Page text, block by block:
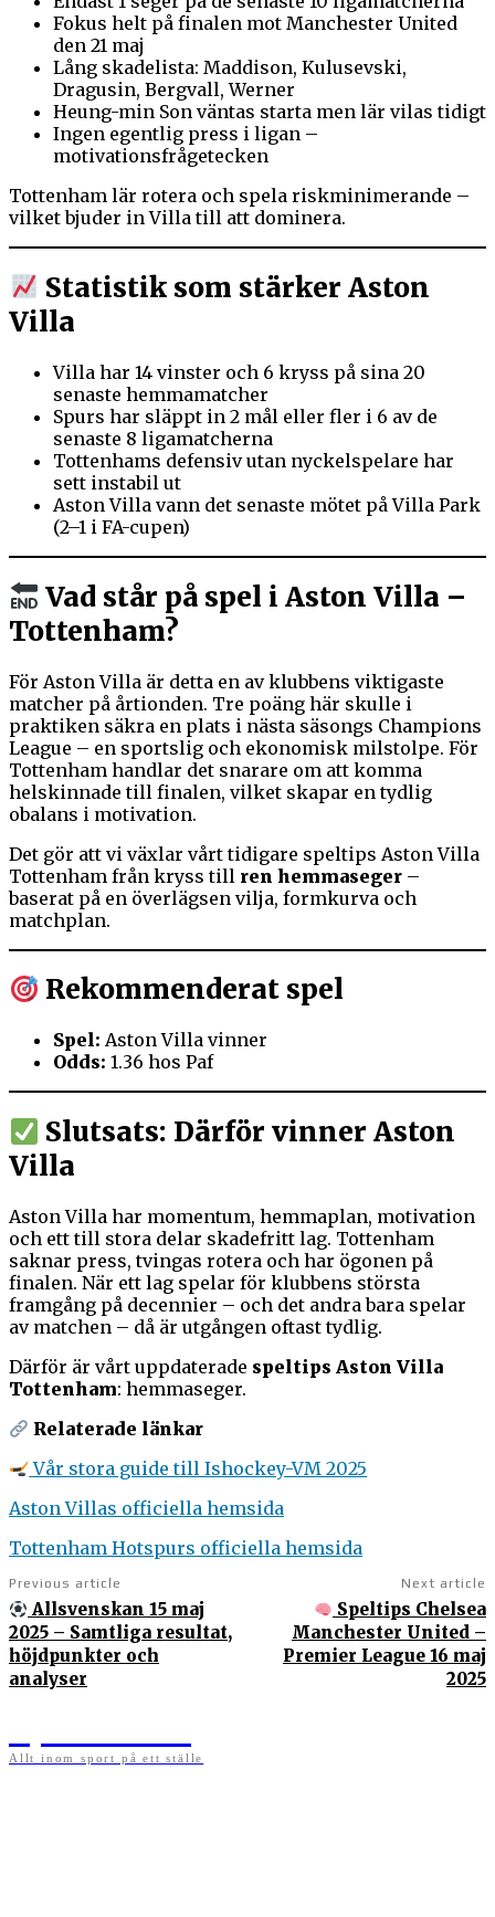
Fokus helt på finalen mot Manchester United
den 21 maj
Lång skadelista: Maddison, Kulusevski,
Dragusin, Bergvall, Werner
Heung-min Son väntas starta men lär vilas tidigt
Ingen egentlig press i ligan –
motivationsfrågetecken
Tottenham lär rotera och spela riskminimerande –
vilket bjuder in Villa till att dominera.
Statistik som stärker Aston
Villa
Villa har 14 vinster och 6 kryss på sina 20
senaste hemmamatcher
Spurs har släppt in 2 mål eller fler i 6 av de
senaste 8 ligamatcherna
Tottenhams defensiv utan nyckelspelare har
sett instabil ut
Aston Villa vann det senaste mötet på Villa Park
(2–1 i FA-cupen)
Vad står på spel i Aston Villa –
Tottenham?
För Aston Villa är detta en av klubbens viktigaste
matcher på årtionden. Tre poäng här skulle i
praktiken säkra en plats i nästa säsongs Champions
League – en sportslig och ekonomisk milstolpe. För
Tottenham handlar det snarare om att komma
helskinnade till finalen, vilket skapar en tydlig
obalans i motivation.
Det gör att vi växlar vårt tidigare speltips Aston Villa
Tottenham från kryss till ren hemmaseger –
baserat på en överlägsen vilja, formkurva och
matchplan.
Rekommenderat spel
Spel: Aston Villa vinner
Odds: 1.36 hos Paf
Slutsats: Därför vinner Aston
Villa
Aston Villa har momentum, hemmaplan, motivation
och ett till stora delar skadefritt lag. Tottenham
saknar press, tvingas rotera och har ögonen på
finalen. När ett lag spelar för klubbens största
framgång på decennier – och det andra bara spelar
av matchen – då är utgången oftast tydlig.
Därför är vårt uppdaterade speltips Aston Villa
Tottenham: hemmaseger.
Relaterade länkar
Vår stora guide till Ishockey-VM 2025
Aston Villas officiella hemsida
Tottenham Hotspurs officiella hemsida
Previous article
Allsvenskan 15 maj
2025 – Samtliga resultat,
höjdpunkter och
analyser
Next article
Speltips Chelsea
Manchester United –
Premier League 16 maj
2025
Allt inom sport på ett ställe